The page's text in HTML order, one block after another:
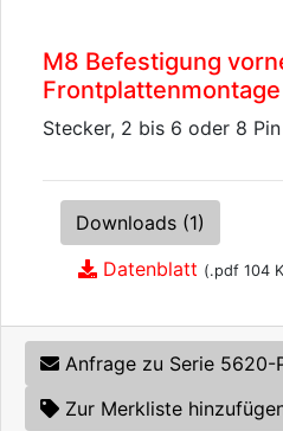
M8 Befestigung
Stecker, 2 bis 6 oder 8 Pin
Downloads (1)
Datenblatt (.pdf 104
Anfrage zu Serie 5620-
Zur Merkliste